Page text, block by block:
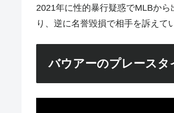
2021年に性的暴行疑惑でMLBか
り、逆に名誉毀損で相手を訴えて
バウアーのプレースタ